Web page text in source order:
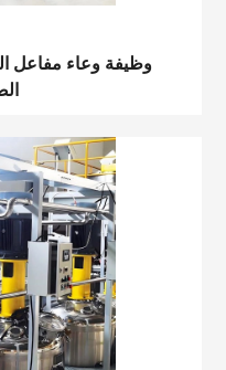
وظيفة وعاء مفاعل